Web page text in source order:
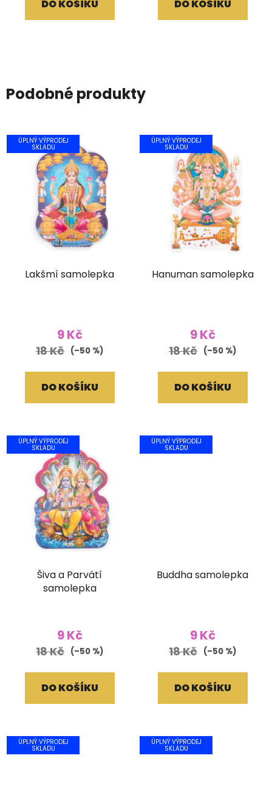
DO KOŠÍKU DO KOŠÍKU
Podobné produkty
ÚPLNÝ VÝPRODEJ
SKLADU
Lakšmí samolepka
9 Kč
18 Kč (–50 %)
DO KOŠÍKU
ÚPLNÝ VÝPRODEJ
SKLADU
Hanuman samolepka
9 Kč
18 Kč (–50 %)
DO KOŠÍKU
ÚPLNÝ VÝPRODEJ
SKLADU
Šiva a Parvátí
samolepka
9 Kč
18 Kč (–50 %)
DO KOŠÍKU
ÚPLNÝ VÝPRODEJ
SKLADU
Buddha samolepka
9 Kč
18 Kč (–50 %)
DO KOŠÍKU
ÚPLNÝ VÝPRODEJ
SKLADU
ÚPLNÝ VÝPRODEJ
SKLADU